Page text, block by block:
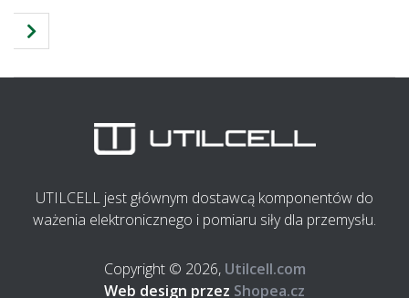
UTILCELL jest głównym dostawcą komponentów do
ważenia elektronicznego i pomiaru siły dla przemysłu.
Copyright © 2026, Utilcell.com
Web design przez Shopea.cz